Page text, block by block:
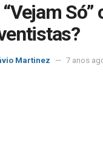
Só”
Martinez 7 anos